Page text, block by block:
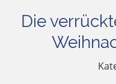
Die